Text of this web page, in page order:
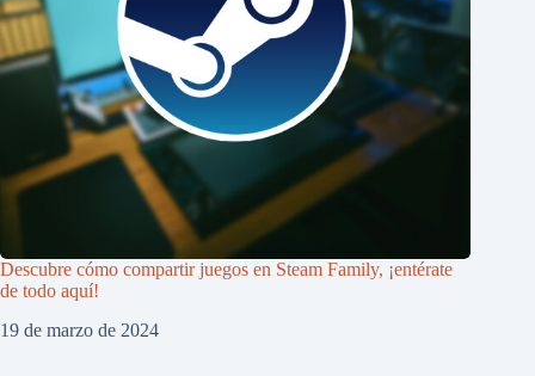
Descubre cómo compartir juegos en Steam Family, ¡entérate
de todo aquí!
19 de marzo de 2024